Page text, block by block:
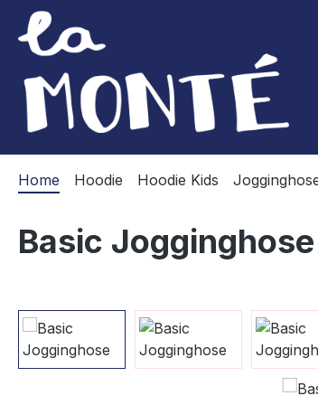
Hauptinhalt springen
Zur Suche springen
Zur Hauptnavigation springen
Home Hoodie Hoodie Kids
Basic Jogginghose